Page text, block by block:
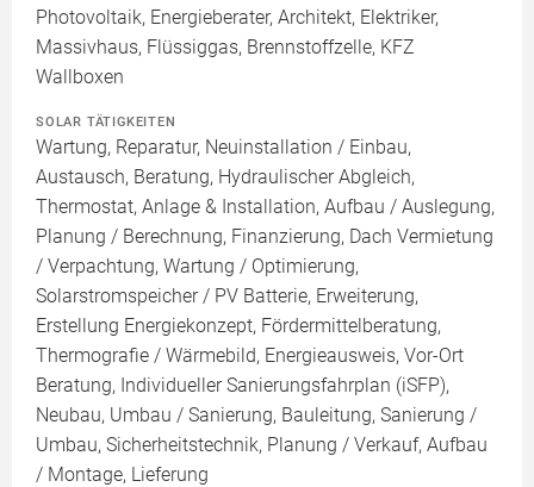
Photovoltaik, Energieberater, Architekt, Elektriker,
Massivhaus, Flüssiggas, Brennstoffzelle, KFZ
Wallboxen
SOLAR TÄTIGKEITEN
Wartung, Reparatur, Neuinstallation / Einbau,
Austausch, Beratung, Hydraulischer Abgleich,
Thermostat, Anlage & Installation, Aufbau / Auslegung,
Planung / Berechnung, Finanzierung, Dach Vermietung
/ Verpachtung, Wartung / Optimierung,
Solarstromspeicher / PV Batterie, Erweiterung,
Erstellung Energiekonzept, Fördermittelberatung,
Thermografie / Wärmebild, Energieausweis, Vor-Ort
Beratung, Individueller Sanierungsfahrplan (iSFP),
Neubau, Umbau / Sanierung, Bauleitung, Sanierung /
Umbau, Sicherheitstechnik, Planung / Verkauf, Aufbau
/ Montage, Lieferung